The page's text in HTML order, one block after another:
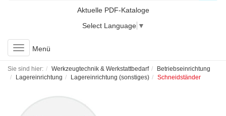
Aktuelle PDF-Kataloge
Select Language ▼
Toggle
navigation
Menü
Sie sind hier: Werkzeugtechnik & Werkstattbedarf
Betriebseinrichtung
Lagereinrichtung
Lagereinrichtung (sonstiges) Schneidständer